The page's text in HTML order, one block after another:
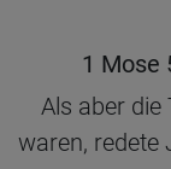
1 Mose
Als aber
waren, redete